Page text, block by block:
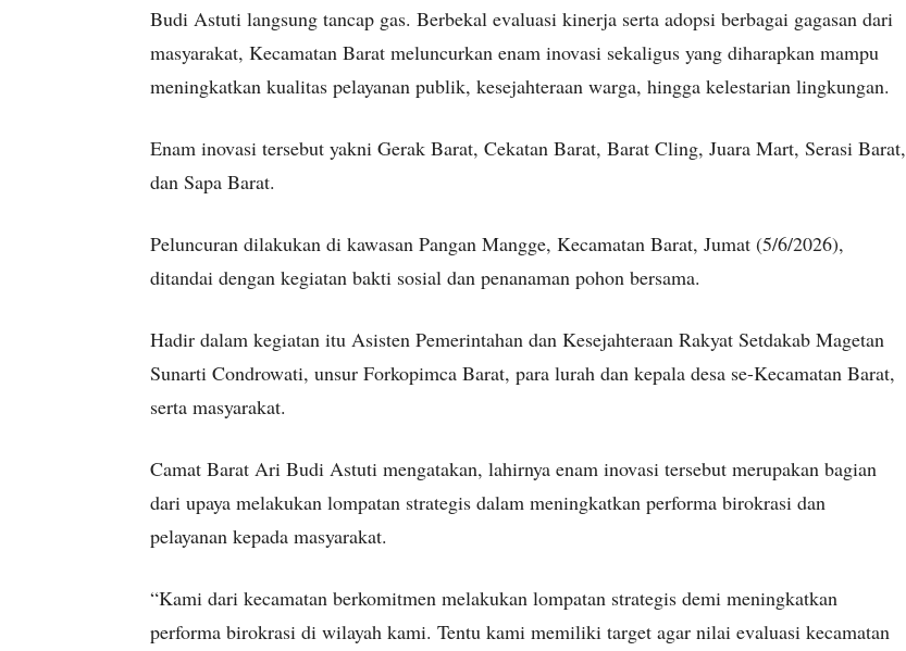
Budi Astuti langsung tancap gas. Berbekal evaluasi kinerja serta adopsi berbagai gagasan dari
masyarakat, Kecamatan Barat meluncurkan enam inovasi sekaligus yang diharapkan mampu
meningkatkan kualitas pelayanan publik, kesejahteraan warga, hingga kelestarian lingkungan.
Enam inovasi tersebut yakni Gerak Barat, Cekatan Barat, Barat Cling, Juara Mart, Serasi Barat,
dan Sapa Barat.
Peluncuran dilakukan di kawasan Pangan Mangge, Kecamatan Barat, Jumat (5/6/2026),
ditandai dengan kegiatan bakti sosial dan penanaman pohon bersama.
Hadir dalam kegiatan itu Asisten Pemerintahan dan Kesejahteraan Rakyat Setdakab Magetan
Sunarti Condrowati, unsur Forkopimca Barat, para lurah dan kepala desa se-Kecamatan Barat,
serta masyarakat.
Camat Barat Ari Budi Astuti mengatakan, lahirnya enam inovasi tersebut merupakan bagian
dari upaya melakukan lompatan strategis dalam meningkatkan performa birokrasi dan
pelayanan kepada masyarakat.
“Kami dari kecamatan berkomitmen melakukan lompatan strategis demi meningkatkan
performa birokrasi di wilayah kami. Tentu kami memiliki target agar nilai evaluasi kecamatan